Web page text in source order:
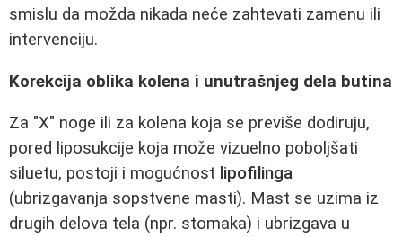
smislu da možda nikada neće zahtevati zamenu ili
intervenciju.
Korekcija oblika kolena i unutrašnjeg dela butina
Za "X" noge ili za kolena koja se previše dodiruju,
pored liposukcije koja može vizuelno poboljšati
siluetu, postoji i mogućnost lipofilinga
(ubrizgavanja sopstvene masti). Mast se uzima iz
drugih delova tela (npr. stomaka) i ubrizgava u